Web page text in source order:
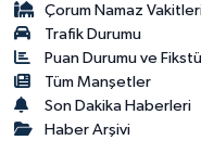
Çorum Namaz
Trafik Durumu
Puan Durumu ve
Tüm Manşetler
Son Dakika Haberleri
Haber Arşivi